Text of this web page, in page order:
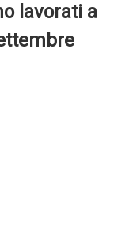
lavorati a